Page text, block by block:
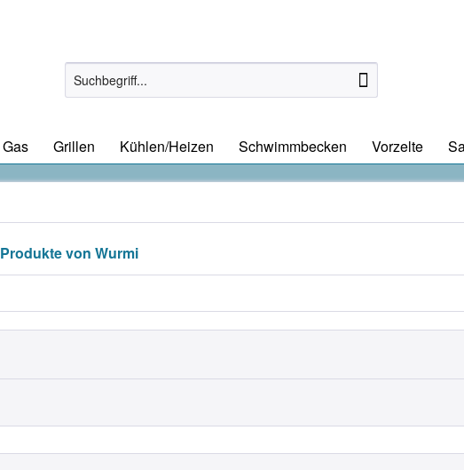
Gas Grillen Kühlen/Heizen Schwimmbecken Vorzelte
Produkte von Wurmi